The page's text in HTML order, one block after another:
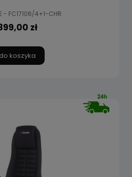
- FC17106/4+1-CHR
zł
do koszyka